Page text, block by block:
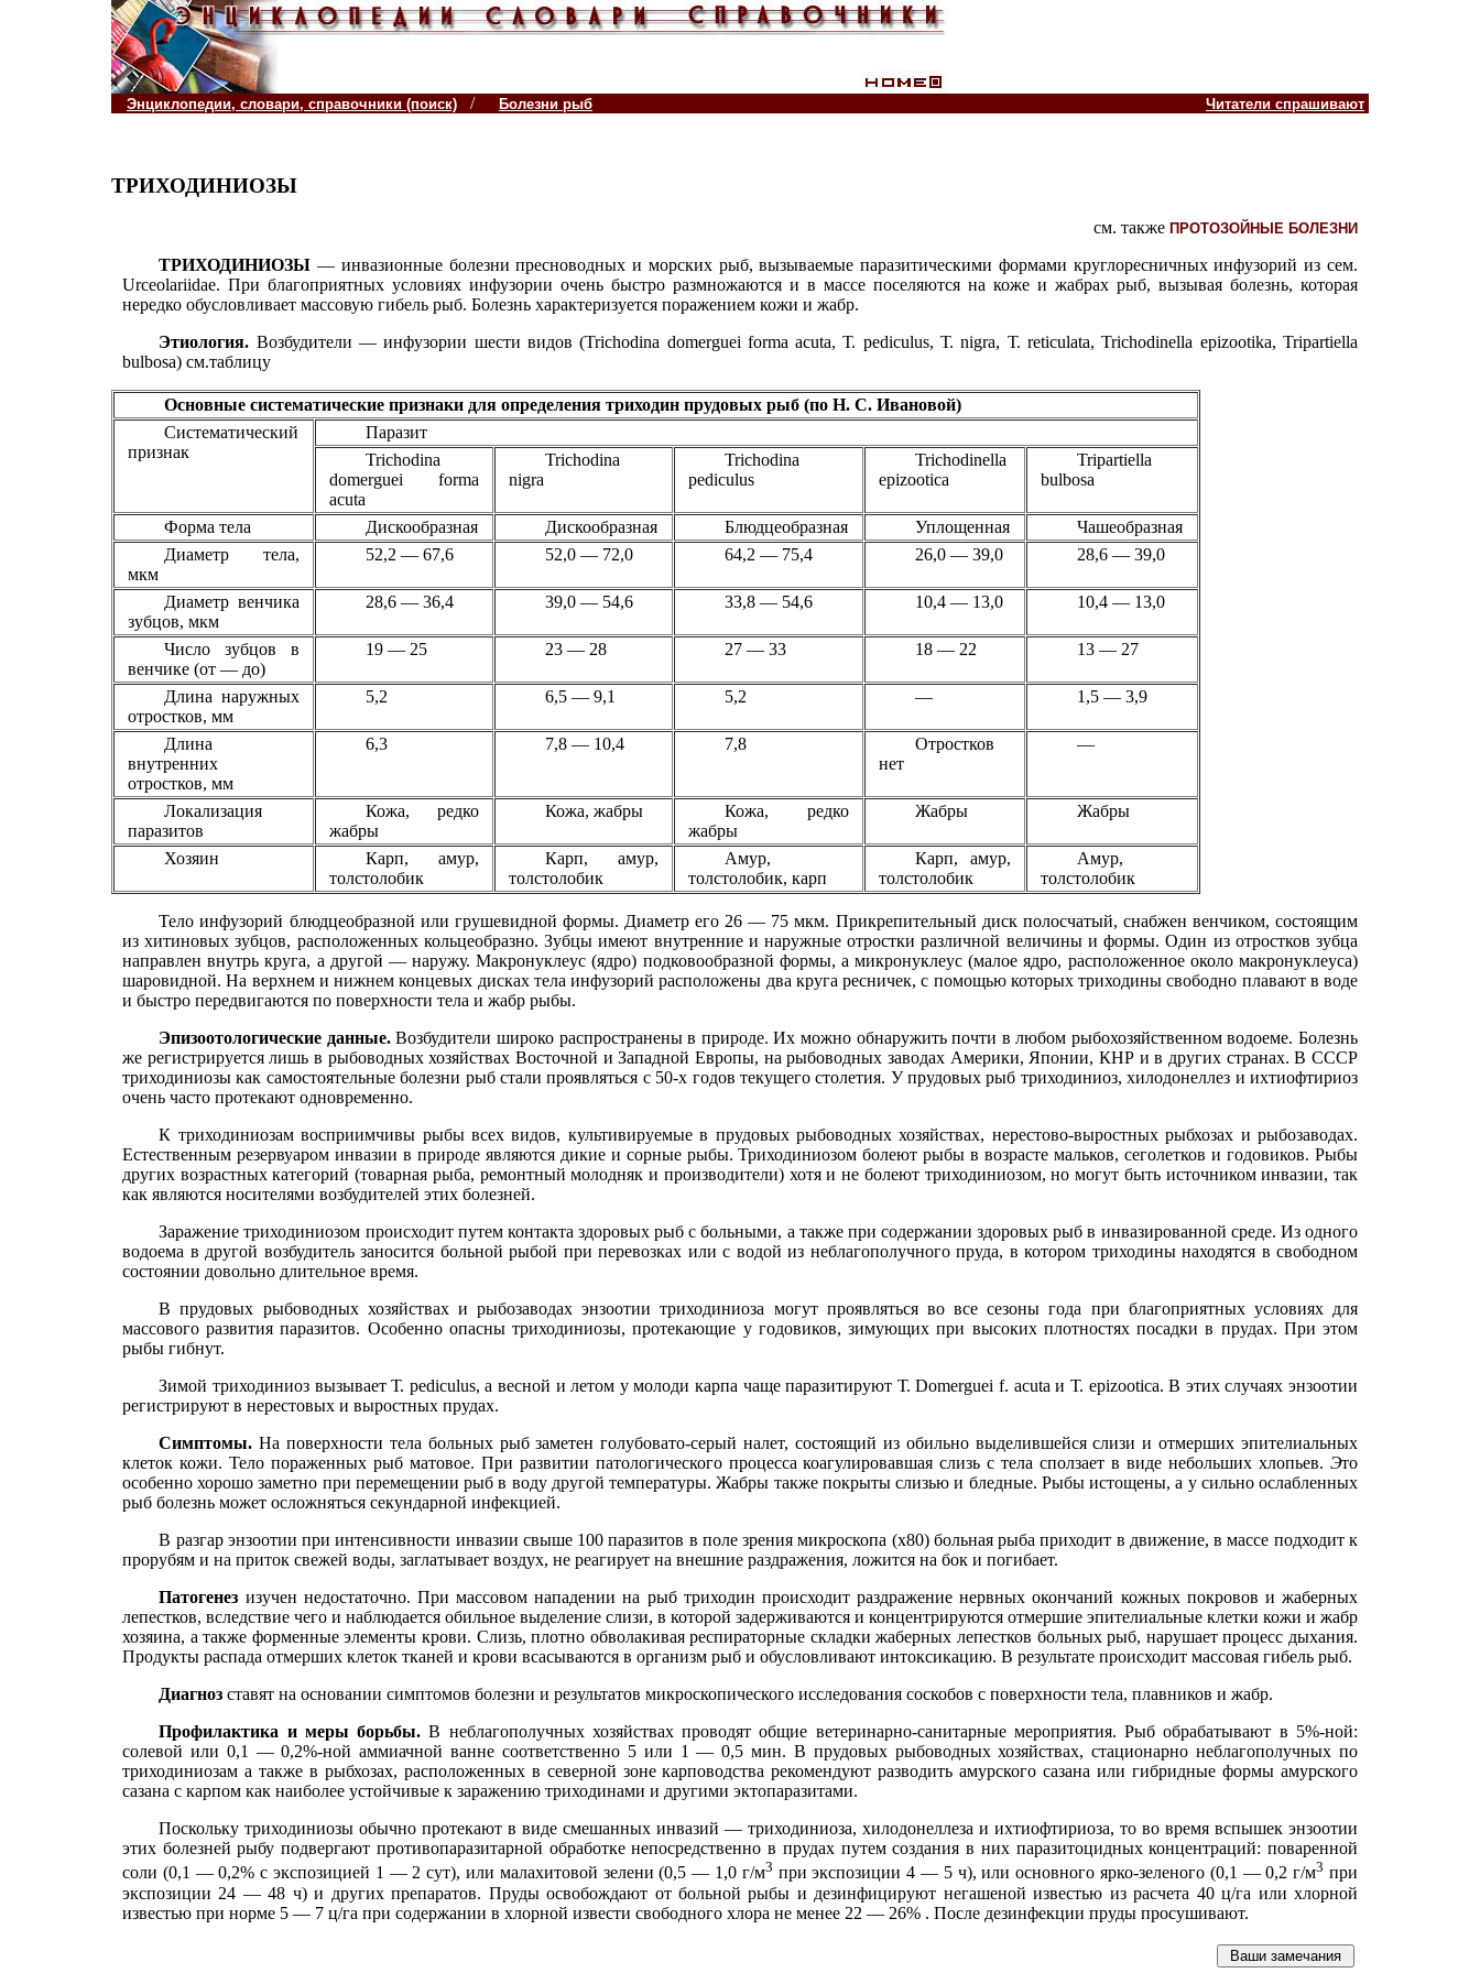
Энциклопедии, словари, справочники (поиск) / Болезни рыб Читатели спрашивают
ТРИХОДИНИОЗЫ
см. также ПРОТОЗОЙНЫЕ БОЛЕЗНИ
ТРИХОДИНИОЗЫ— инвазионные болезни пресноводных и морских рыб, вызываемые паразитическими формами круглоресничных инфузорий из сем.
Urceolariidae. При благоприятных условиях инфузории очень быстро размножаются и в массе поселяются на коже и жабрах рыб, вызывая болезнь, которая
нередко обусловливает массовую гибель рыб. Болезнь характеризуется поражением кожи и жабр.
Этиология. Возбудители — инфузории шести видов (Trichodina domerguei forma acuta, Т. pediculus, Т. nigra, Т. reticulata, Trichodinella epizootika, Tripartiella
bulbosa) см.таблицу
Основные систематические признаки для определения триходин прудовых рыб (по Н. С. Ивановой)
Систематический
признак
Паразит
Trichodina
domerguei forma
acuta
Trichodina
nigra
Trichodina
pediculus
Trichodinella
epizootica
Tripartiella
bulbosa
Форма тела Дискообразная Дискообразная Блюдцеобразная Уплощенная
Чашеобразная
Диаметр тела,
мкм
52,2 — 67,6 52,0 — 72,0 64,2 — 75,4 26,0 — 39,0 28,6 — 39,0
Диаметр венчика
зубцов, мкм
28,6 — 36,4 39,0 — 54,6 33,8 — 54,6 10,4 — 13,0 10,4 — 13,0
Число зубцов в
венчике (от — до)
19 — 25 23 — 28 27 — 33 18 — 22 13 — 27
Длина наружных
отростков, мм
5,2 6,5 — 9,1 5,2 — 1,5 — 3,9
Длина
внутренних
отростков, мм
6,3 7,8 — 10,4 7,8
Отростков
нет
—
Локализация
паразитов
Кожа, редко
жабры
Кожа, жабры
Кожа, редко
жабры
Жабры Жабры
Хозяин
Карп, амур,
толстолобик
Карп, амур,
толстолобик
Амур,
толстолобик, карп
Карп, амур,
толстолобик
Амур,
толстолобик
Тело инфузорий блюдцеобразной или грушевидной формы. Диаметр его 26 — 75 мкм. Прикрепительный диск полосчатый, снабжен венчиком, состоящим
из хитиновых зубцов, расположенных кольцеобразно. Зубцы имеют внутренние и наружные отростки различной величины и формы. Один из отростков зубца
направлен внутрь круга, а другой — наружу. Макронуклеус (ядро) подковообразной формы, а микронуклеус (малое ядро, расположенное около макронуклеуса)
шаровидной. На верхнем и нижнем концевых дисках тела инфузорий расположены два круга ресничек, с помощью которых триходины свободно плавают в воде
и быстро передвигаются по поверхности тела и жабр рыбы.
Эпизоотологические данные.Возбудители широко распространены в природе. Их можно обнаружить почти в любом рыбохозяйственном водоеме. Болезнь
же регистрируется лишь в рыбоводных хозяйствах Восточной и Западной Европы, на рыбоводных заводах Америки, Японии, КНР и в других странах. В СССР
триходиниозы как самостоятельные болезни рыб стали проявляться с 50-х годов текущего столетия. У прудовых рыб триходиниоз, хилодонеллез и ихтиофтириоз
очень часто протекают одновременно.
К триходиниозам восприимчивы рыбы всех видов, культивируемые в прудовых рыбоводных хозяйствах, нерестово-выростных рыбхозах и рыбозаводах.
Естественным резервуаром инвазии в природе являются дикие и сорные рыбы. Триходиниозом болеют рыбы в возрасте мальков, сеголетков и годовиков. Рыбы
других возрастных категорий (товарная рыба, ремонтный молодняк и производители) хотя и не болеют триходиниозом, но могут быть источником инвазии, так
как являются носителями возбудителей этих болезней.
Заражение триходиниозом происходит путем контакта здоровых рыб с больными, а также при содержании здоровых рыб в инвазированной среде. Из одного
водоема в другой возбудитель заносится больной рыбой при перевозках или с водой из неблагополучного пруда, в котором триходины находятся в свободном
состоянии довольно длительное время.
В прудовых рыбоводных хозяйствах и рыбозаводах энзоотии триходиниоза могут проявляться во все сезоны года при благоприятных условиях для
массового развития паразитов. Особенно опасны триходиниозы, протекающие у годовиков, зимующих при высоких плотностях посадки в прудах. При этом
рыбы гибнут.
Зимой триходиниоз вызывает Т. pediculus, а весной и летом у молоди карпа чаще паразитируют Т. Domerguei f. acuta и Т. epizootica. В этих случаях энзоотии
регистрируют в нерестовых и выростных прудах.
Симптомы.На поверхности тела больных рыб заметен голубовато-серый налет, состоящий из обильно выделившейся слизи и отмерших эпителиальных
клеток кожи. Тело пораженных рыб матовое. При развитии патологического процесса коагулировавшая слизь с тела сползает в виде небольших хлопьев. Это
особенно хорошо заметно при перемещении рыб в воду другой температуры. Жабры также покрыты слизью и бледные. Рыбы истощены, а у сильно ослабленных
рыб болезнь может осложняться секундарной инфекцией.
В разгар энзоотии при интенсивности инвазии свыше 100 паразитов в поле зрения микроскопа (х80) больная рыба приходит в движение, в массе подходит к
прорубям и на приток свежей воды, заглатывает воздух, не реагирует на внешние раздражения, ложится на бок и погибает.
Патогенез изучен недостаточно. При массовом нападении на рыб триходин происходит раздражение нервных окончаний кожных покровов и жаберных
лепестков, вследствие чего и наблюдается обильное выделение слизи, в которой задерживаются и концентрируются отмершие эпителиальные клетки кожи и жабр
хозяина, а также форменные элементы крови. Слизь, плотно обволакивая респираторные складки жаберных лепестков больных рыб, нарушает процесс дыхания.
Продукты распада отмерших клеток тканей и крови всасываются в организм рыб и обусловливают интоксикацию. В результате происходит массовая гибель рыб.
Диагнозставят на основании симптомов болезни и результатов микроскопического исследования соскобов с поверхности тела, плавников и жабр.
Профилактика и меры борьбы.В неблагополучных хозяйствах проводят общие ветеринарно-санитарные мероприятия. Рыб обрабатывают в 5%-ной:
солевой или 0,1 — 0,2%-ной аммиачной ванне соответственно 5 или 1 — 0,5 мин. В прудовых рыбоводных хозяйствах, стационарно неблагополучных по
триходиниозам а также в рыбхозах, расположенных в северной зоне карповодства рекомендуют разводить амурского сазана или гибридные формы амурского
сазана с карпом как наиболее устойчивые к заражению триходинами и другими эктопаразитами.
Поскольку триходиниозы обычно протекают в виде смешанных инвазий — триходиниоза, хилодонеллеза и ихтиофтириоза, то во время вспышек энзоотии
этих болезней рыбу подвергают противопаразитарной обработке непосредственно в прудах путем создания в них паразитоцидных концентраций: поваренной
соли (0,1 — 0,2% с экспозицией 1 — 2 сут), или малахитовой зелени (0,5 — 1,0 г/м3 при экспозиции 4 — 5 ч), или основного ярко-зеленого (0,1 — 0,2 г/м3 при
экспозиции 24 — 48 ч) и других препаратов. Пруды освобождают от больной рыбы и дезинфицируют негашеной известью из расчета 40 ц/га или хлорной
известью при норме 5 — 7 ц/га при содержании в хлорной извести свободного хлора не менее 22 — 26% . После дезинфекции пруды просушивают.